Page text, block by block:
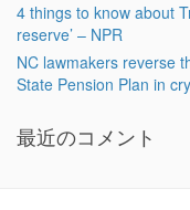
4 things to know about
reserve’ – NPR
NC lawmakers reverse
State Pension Plan in
最近のコメント